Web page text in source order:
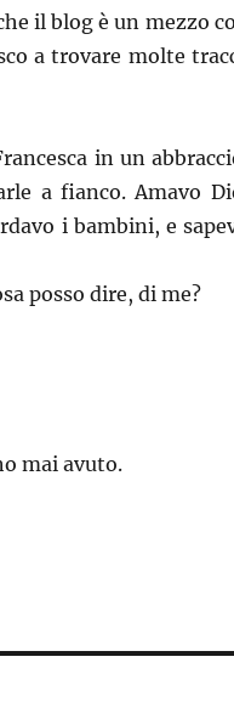
il blog è un mezzo
a trovare molte
in un
a fianco. Amavo
i bambini, e
posso dire, di me?
mai avuto.